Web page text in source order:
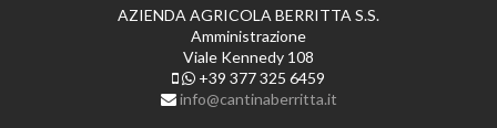
AZIENDA AGRICOLA BERRITTA S.S.
Amministrazione
Viale Kennedy 108
+39 377 325 6459
info@cantinaberritta.it